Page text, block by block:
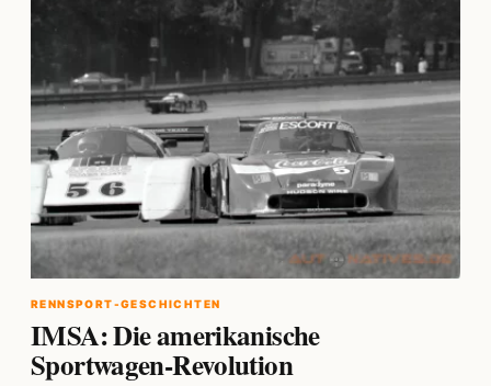
RENNSPORT-GESCHICHTEN
IMSA: Die amerikanische
Sportwagen-Revolution